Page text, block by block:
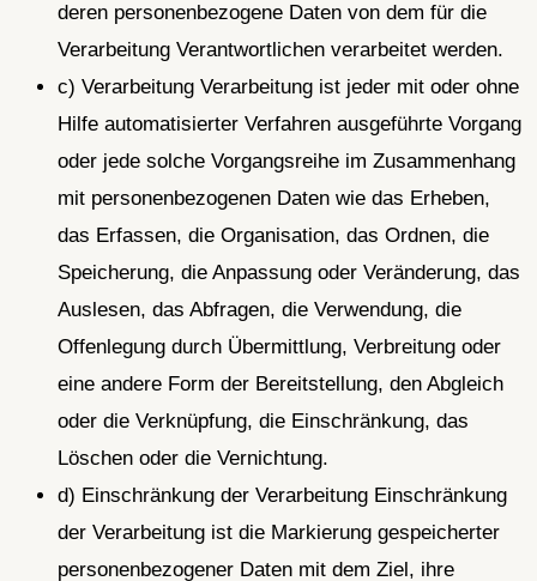
deren personenbezogene Daten von dem für die
Verarbeitung Verantwortlichen verarbeitet werden.
c) Verarbeitung Verarbeitung ist jeder mit oder ohne
Hilfe automatisierter Verfahren ausgeführte Vorgang
oder jede solche Vorgangsreihe im Zusammenhang
mit personenbezogenen Daten wie das Erheben,
das Erfassen, die Organisation, das Ordnen, die
Speicherung, die Anpassung oder Veränderung, das
Auslesen, das Abfragen, die Verwendung, die
Offenlegung durch Übermittlung, Verbreitung oder
eine andere Form der Bereitstellung, den Abgleich
oder die Verknüpfung, die Einschränkung, das
Löschen oder die Vernichtung.
d) Einschränkung der Verarbeitung Einschränkung
der Verarbeitung ist die Markierung gespeicherter
personenbezogener Daten mit dem Ziel, ihre